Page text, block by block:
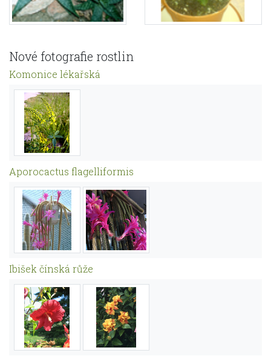
Nové fotografie rostlin
Komonice lékařská
Aporocactus flagelliformis
Ibišek čínská růže